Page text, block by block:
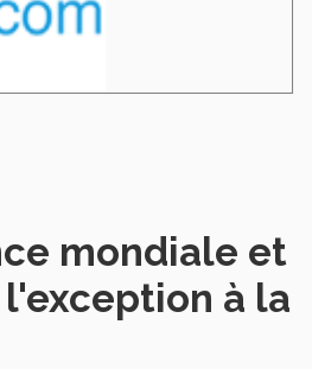
mondiale et
à la